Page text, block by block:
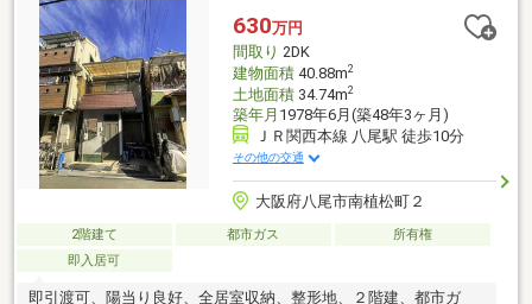
630万円
間取り 2DK
建物面積40.88m2
土地面積34.74m2
築年月 1978年6月(築48年3ヶ月)
ＪＲ関西本線 八尾駅 徒歩10分
その他の交通
大阪府八尾市南植松町２
2階建て 都市ガス
所有権
即入居可
即引渡可、陽当り良好、全居室収納、整形地、２階建、都市ガ